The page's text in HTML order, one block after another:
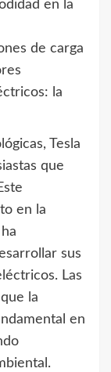
en la
de carga
la
Tesla
que
en la
sus
Las
la
en